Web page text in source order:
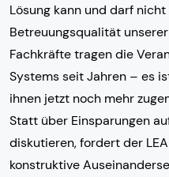
Lösung kann und darf
Betreuungsqualität
Fachkräfte tragen die
Systems seit Jahren – es
ihnen jetzt noch mehr
Statt über Einsparungen
diskutieren, fordert der
konstruktive